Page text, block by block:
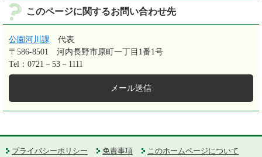
このページに関するお問い合わせ先
公園河川課
代表
〒586-8501
河内長野市原町一丁目1番1号
Tel：0721－53－1111
メール送信
プライバシーポリシー 免責事項 このホームページについて